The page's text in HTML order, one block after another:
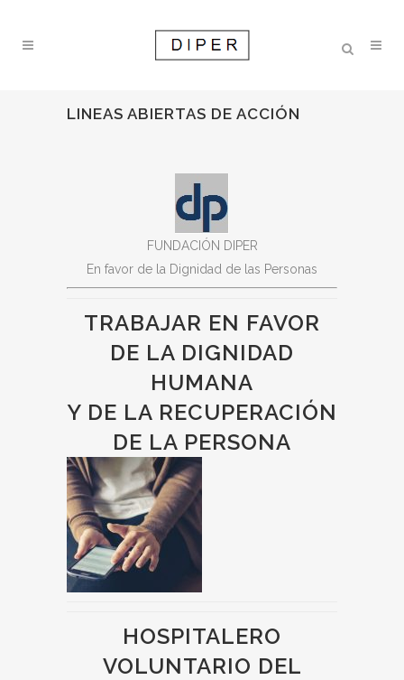
LINEAS ABIERTAS DE ACCIÓN
FUNDACIÓN DIPER
En favor de la Dignidad de las Personas
TRABAJAR EN FAVOR
DE LA DIGNIDAD
HUMANA
Y DE LA RECUPERACIÓN
DE LA PERSONA
HOSPITALERO
VOLUNTARIO DEL